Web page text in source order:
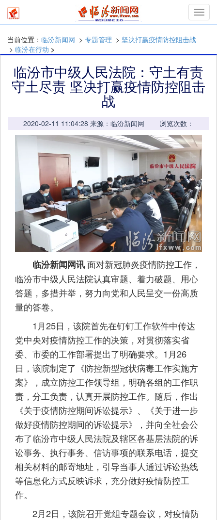
当前位置： 临汾新闻网 > 专题管理 > 坚决打赢疫情防控阻击战
> 临汾在行动 >
临汾市中级人民法院：守土有责
守土尽责 坚决打赢疫情防控阻击
战
2020-02-11 11:04:28 来源：临汾新闻网 浏览次数：
临汾新闻网讯面对新冠肺炎疫情防控工作，
临汾市中级人民法院认真审题、着力破题、用心
答题，多措并举，努力向党和人民呈交一份高质
量的答卷。
1月25日，该院首先在钉钉工作软件中传达
党中央对疫情防控工作的决策，对贯彻落实省
委、市委的工作部署提出了明确要求。1月26
日，该院制定了《防控新型冠状病毒工作实施方
案》，成立防控工作领导组，明确各组的工作职
责，分工负责，认真开展防控工作。随后，作出
《关于疫情防控期间诉讼提示》、《关于进一步
做好疫情防控期间的诉讼提示》，并向全社会公
布了临汾市中级人民法院及辖区各基层法院的诉
讼事务、执行事务、信访事项的联系电话，提交
相关材料的邮寄地址，引导当事人通过诉讼热线
等信息化方式反映诉求，充分做好疫情防控工
作。
2月2日，该院召开党组专题会议，对疫情防